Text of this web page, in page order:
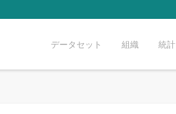
データセット 組織 統計